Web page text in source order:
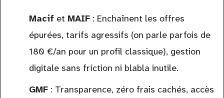
Macif et MAIF: Enchaînent les offres
épurées, tarifs agressifs (on parle parfois de
180 €/an pour un profil classique), gestion
digitale sans friction ni blabla inutile.
GMF: Transparence, zéro frais cachés, accès